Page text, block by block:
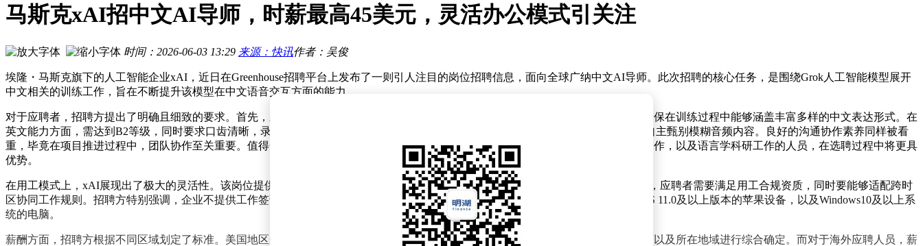
AI Agent手机新阶段：国标L3启幕，未来体验升级尚需时日
张一鸣“拒绝蒸馏”引热议：字节跳动坚持长期主义能否突围AI赛道？
巴克莱报告：人形机器人大规模经济应用或延至2035年 近期聚焦工业场景
马斯克xAI招中文AI导师，时薪最高45美元，灵活办公模式引关注
时间：2026-06-03 13:29 来源：快讯作者：吴俊
埃隆・马斯克旗下的人工智能企业xAI，近日在Greenhouse招聘平台上发布了一则引人注目的岗位招聘信息，面向全球广纳中文AI导师。此次招聘的核心任务，是围绕Grok人工智能模型展开
中文相关的训练工作，旨在不断提升该模型在中文语音交互方面的能力。
对于应聘者，招聘方提出了明确且细致的要求。首先，应聘者必须以中文为母语，并且要熟悉国内各地方言以及不同口音，这是为了确保在训练过程中能够涵盖丰富多样的中文表达形式。在
英文能力方面，需达到B2等级，同时要求口齿清晰，录音表现良好。优秀的听力辨识与语义理解能力也是必不可少的，应聘者要能够自主甄别模糊音频内容。良好的沟通协作素养同样被看
重，毕竟在项目推进过程中，团队协作至关重要。值得一提的是，拥有语言学、认知科学相关专业学习经历，或者从事过配音、播客创作，以及语言学科研工作的人员，在选聘过程中将更具
优势。
在用工模式上，xAI展现出了极大的灵活性。该岗位提供了全职、兼职、项目合同制等多种选择，并且支持全流程远程居家办公。不过，应聘者需要满足用工合规资质，同时要能够适配跨时
区协同工作规则。招聘方特别强调，企业不提供工作签证担保。对于远程办公所使用的设备，也有明确规范，仅限Chromebook、macOS 11.0及以上版本的苹果设备，以及Windows10及以上系
统的电脑。
薪酬方面，招聘方根据不同区域划定了标准。美国地区受聘人员的时薪区间为35至45美元，具体薪资将依据从业履历、专业技能、学历以及所在地域进行综合确定。而对于海外应聘人员，薪